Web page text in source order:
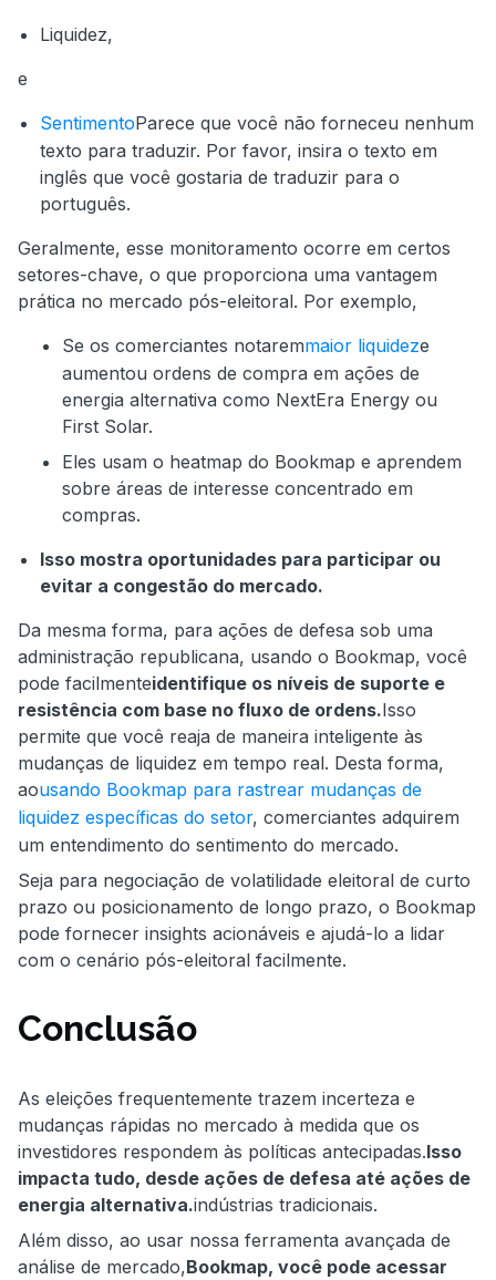
Liquidez,
e
SentimentoParece que você não forneceu nenhum
texto para traduzir. Por favor, insira o texto em
inglês que você gostaria de traduzir para o
português.
Geralmente, esse monitoramento ocorre em certos
setores-chave, o que proporciona uma vantagem
prática no mercado pós-eleitoral. Por exemplo,
Se os comerciantes notaremmaior liquideze
aumentou ordens de compra em ações de
energia alternativa como NextEra Energy ou
First Solar.
Eles usam o heatmap do Bookmap e aprendem
sobre áreas de interesse concentrado em
compras.
Isso mostra oportunidades para participar ou
evitar a congestão do mercado.
Da mesma forma, para ações de defesa sob uma
administração republicana, usando o Bookmap, você
pode facilmenteidentifique os níveis de suporte e
resistência com base no fluxo de ordens.Isso
permite que você reaja de maneira inteligente às
mudanças de liquidez em tempo real. Desta forma,
aousando Bookmap para rastrear mudanças de
liquidez específicas do setor, comerciantes adquirem
um entendimento do sentimento do mercado.
Seja para negociação de volatilidade eleitoral de curto
prazo ou posicionamento de longo prazo, o Bookmap
pode fornecer insights acionáveis e ajudá-lo a lidar
com o cenário pós-eleitoral facilmente.
Conclusão
As eleições frequentemente trazem incerteza e
mudanças rápidas no mercado à medida que os
investidores respondem às políticas antecipadas.Isso
impacta tudo, desde ações de defesa até ações de
energia alternativa.indústrias tradicionais.
Além disso, ao usar nossa ferramenta avançada de
análise de mercado,Bookmap, você pode acessar